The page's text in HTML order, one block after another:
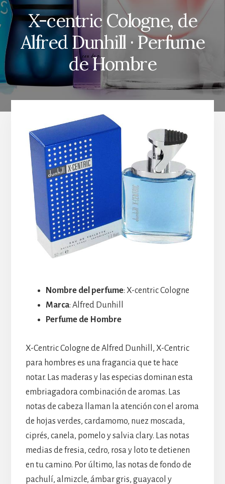
X-centric Cologne, de
Alfred Dunhill · Perfume
de Hombre
Nombre del perfume: X-centric Cologne
Marca: Alfred Dunhill
Perfume de Hombre
X-Centric Cologne de Alfred Dunhill, X-Centric
para hombres es una fragancia que te hace
notar. Las maderas y las especias dominan esta
embriagadora combinación de aromas. Las
notas de cabeza llaman la atención con el aroma
de hojas verdes, cardamomo, nuez moscada,
ciprés, canela, pomelo y salvia clary. Las notas
medias de fresia, cedro, rosa y loto te detienen
en tu camino. Por último, las notas de fondo de
pachulí, almizcle, ámbar gris, guayacol y